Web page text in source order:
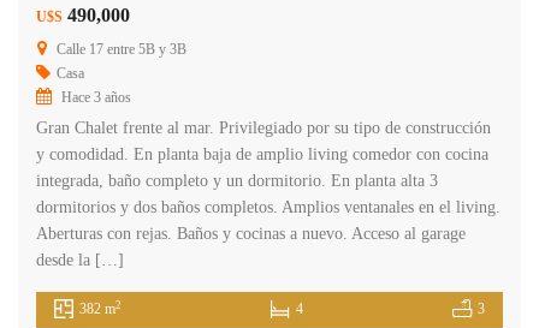
U$S 490,000
Calle 17 entre 5B y 3B
Casa
Hace 3 años
Gran Chalet frente al mar. Privilegiado por su tipo de construcción
y comodidad. En planta baja de amplio living comedor con cocina
integrada, baño completo y un dormitorio. En planta alta 3
dormitorios y dos baños completos. Amplios ventanales en el living.
Aberturas con rejas. Baños y cocinas a nuevo. Acceso al garage
desde la […]
382 m2 4 3